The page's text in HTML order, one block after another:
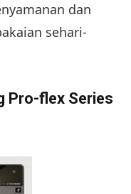
dan
sehari-
Pro-flex Series